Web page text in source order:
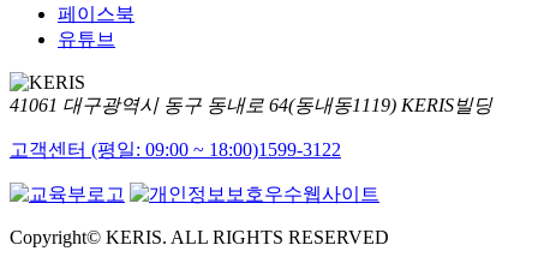
페이스북
유튜브
41061 대구광역시 동구 동내로 64(동내동1119) KERIS빌딩
고객센터 (평일: 09:00 ~ 18:00)1599-3122
Copyright© KERIS. ALL RIGHTS RESERVED